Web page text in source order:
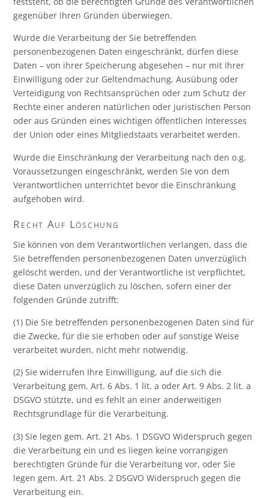
gegenüber Ihren Gründen überwiegen.
Wurde die Verarbeitung der Sie betreffenden
personenbezogenen Daten eingeschränkt, dürfen diese
Daten – von ihrer Speicherung abgesehen – nur mit Ihrer
Einwilligung oder zur Geltendmachung, Ausübung oder
Verteidigung von Rechtsansprüchen oder zum Schutz der
Rechte einer anderen natürlichen oder juristischen Person
oder aus Gründen eines wichtigen öffentlichen Interesses
der Union oder eines Mitgliedstaats verarbeitet werden.
Wurde die Einschränkung der Verarbeitung nach den o.g.
Voraussetzungen eingeschränkt, werden Sie von dem
Verantwortlichen unterrichtet bevor die Einschränkung
aufgehoben wird.
Recht Auf Löschung
Sie können von dem Verantwortlichen verlangen, dass die
Sie betreffenden personenbezogenen Daten unverzüglich
gelöscht werden, und der Verantwortliche ist verpflichtet,
diese Daten unverzüglich zu löschen, sofern einer der
folgenden Gründe zutrifft:
(1) Die Sie betreffenden personenbezogenen Daten sind für
die Zwecke, für die sie erhoben oder auf sonstige Weise
verarbeitet wurden, nicht mehr notwendig.
(2) Sie widerrufen Ihre Einwilligung, auf die sich die
Verarbeitung gem. Art. 6 Abs. 1 lit. a oder Art. 9 Abs. 2 lit. a
DSGVO stützte, und es fehlt an einer anderweitigen
Rechtsgrundlage für die Verarbeitung.
(3) Sie legen gem. Art. 21 Abs. 1 DSGVO Widerspruch gegen
die Verarbeitung ein und es liegen keine vorrangigen
berechtigten Gründe für die Verarbeitung vor, oder Sie
legen gem. Art. 21 Abs. 2 DSGVO Widerspruch gegen die
Verarbeitung ein.